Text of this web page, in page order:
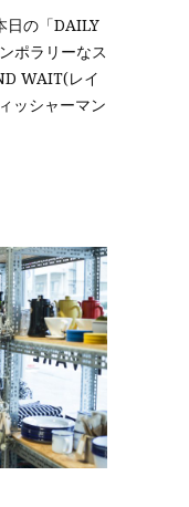
日の「DAILY
ポラリーなス
WAIT(レイ
ッシャーマン